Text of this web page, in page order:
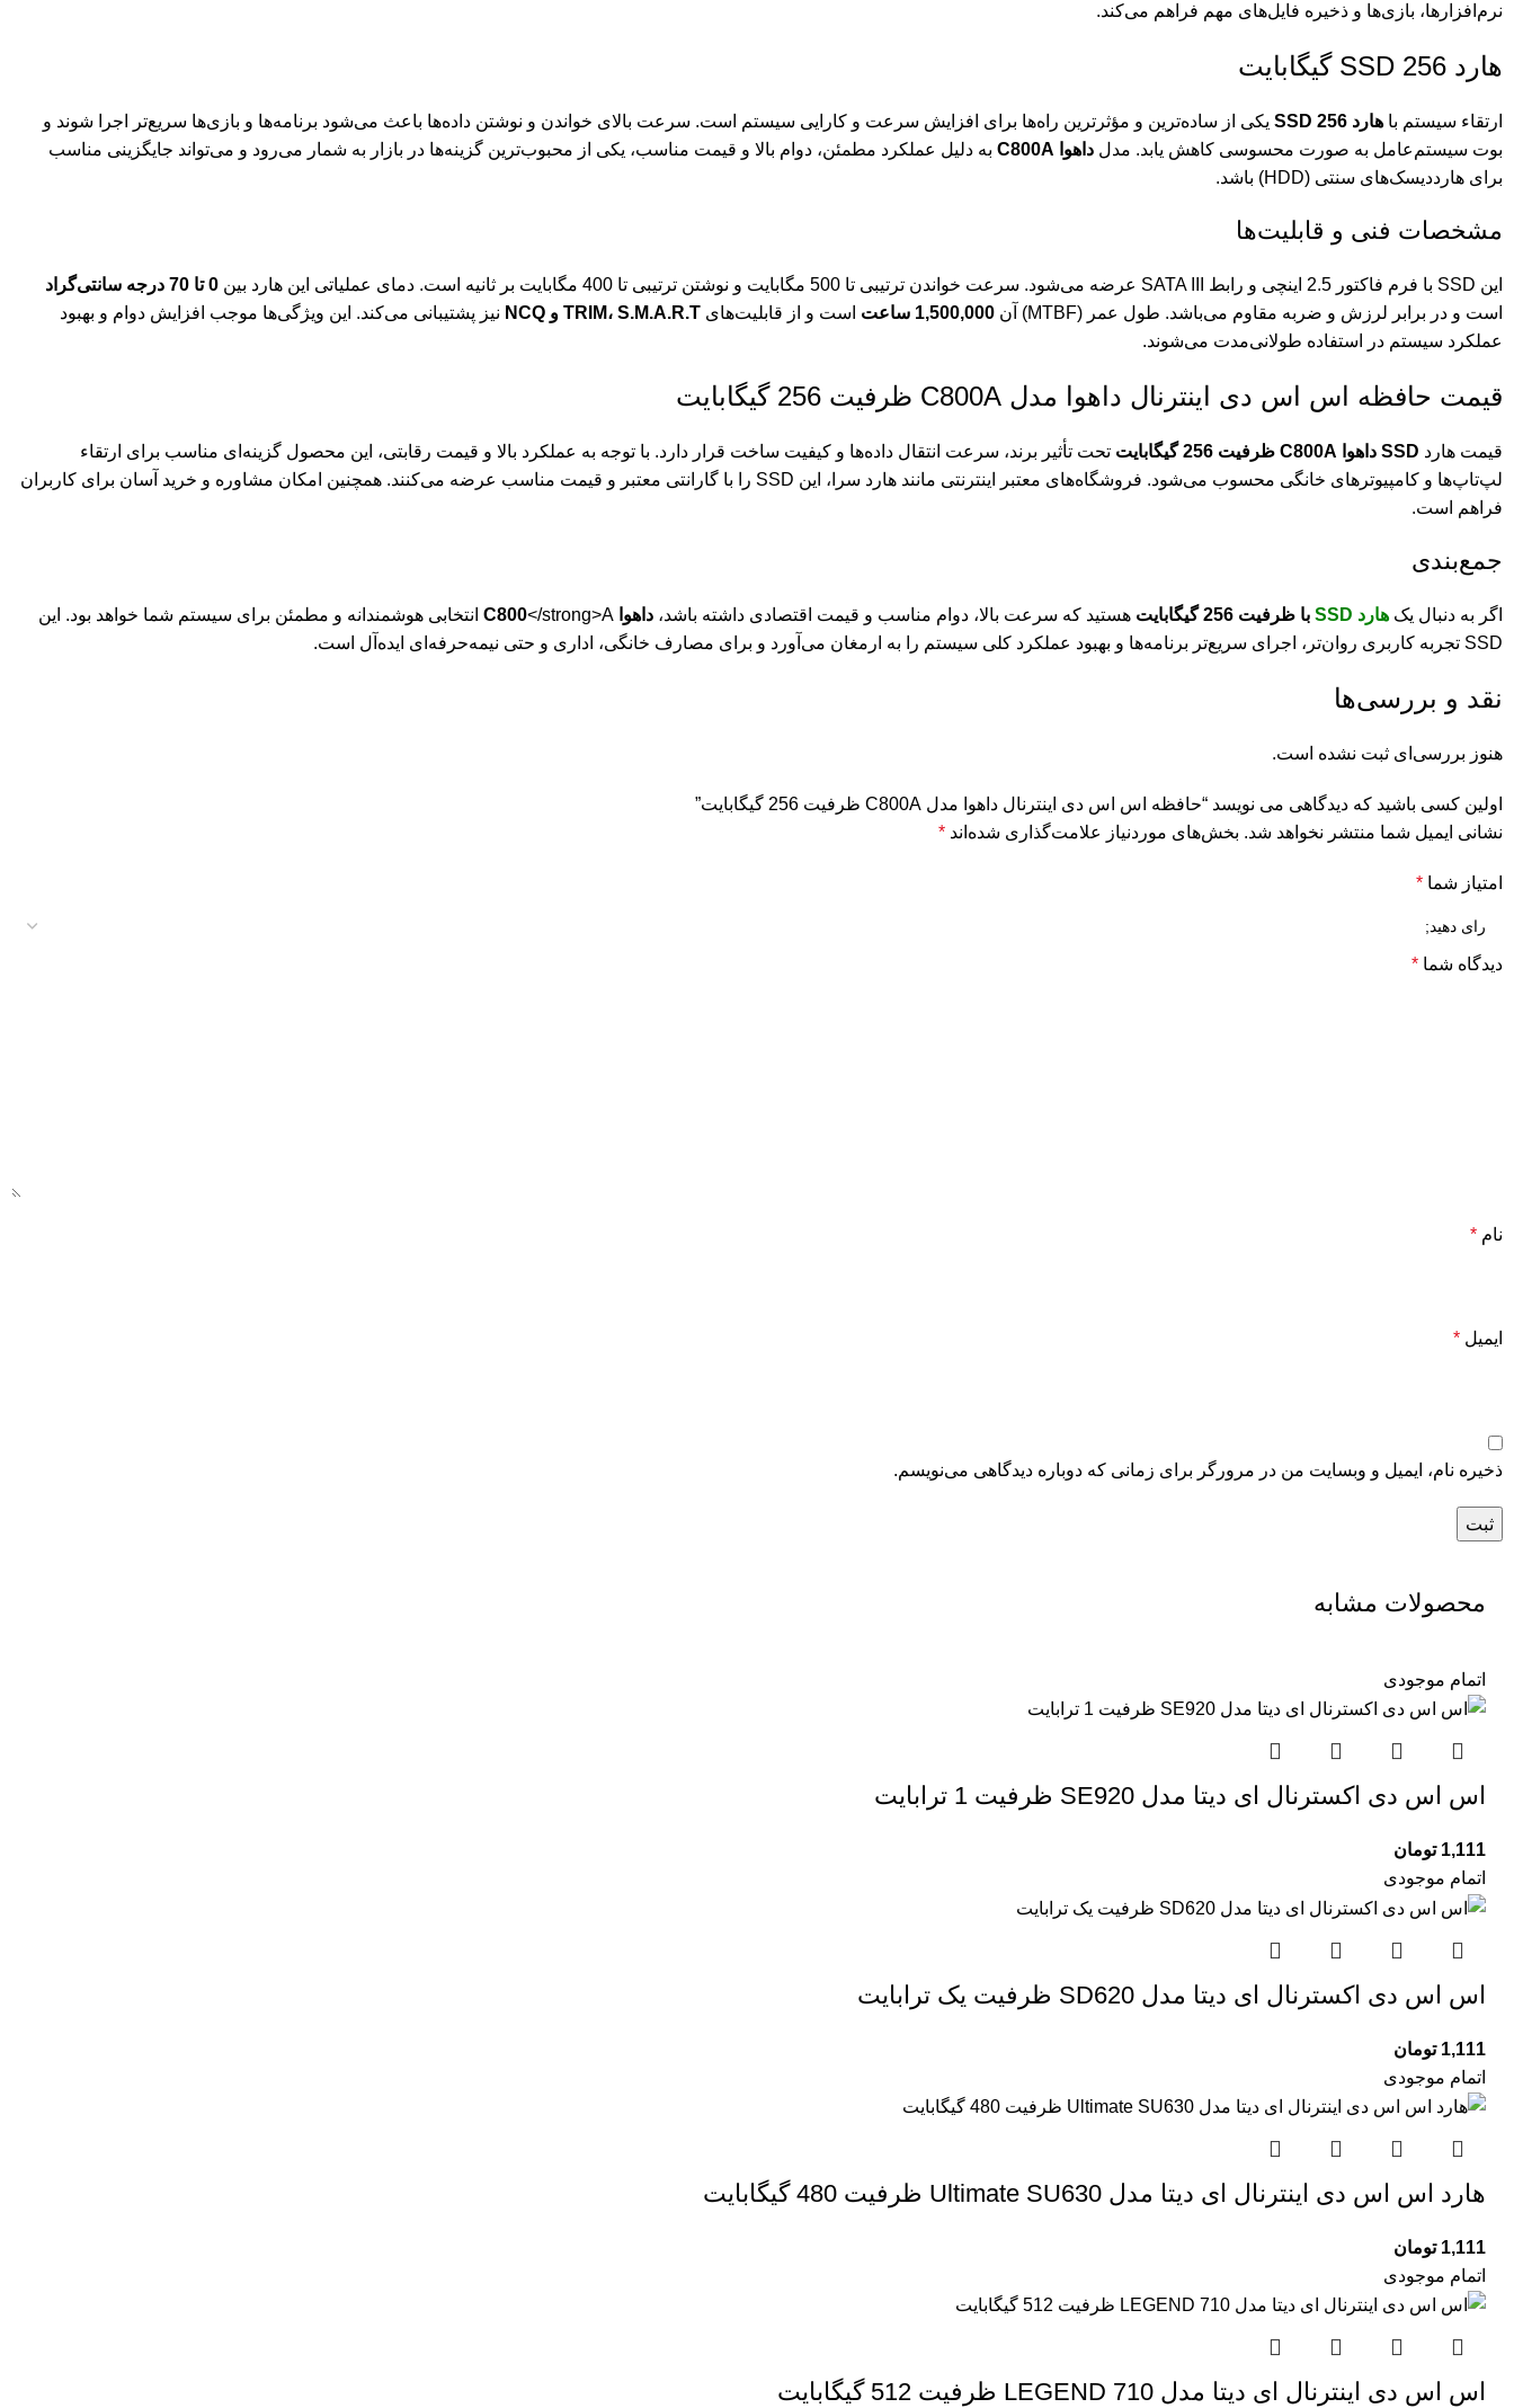
نرم‌افزارها، بازی‌ها و ذخیره فایل‌های مهم فراهم می‌کند.
هارد SSD 256 گیگابایت
ارتقاء سیستم باهارد SSD 256
یکی از ساده‌ترین و مؤثرترین راه‌ها برای افزایش سرعت و کارایی سیستم است. سرعت بالای خواندن و نوشتن داده‌ها باعث می‌شود برنامه‌ها و بازی‌ها سریع‌تر اجرا شوند و
بوت سیستم‌عامل به صورت محسوسی کاهش یابد. مدلداهوا C800A
به دلیل عملکرد مطمئن، دوام بالا و قیمت مناسب، یکی از محبوب‌ترین گزینه‌ها در بازار به شمار می‌رود و می‌تواند جایگزینی مناسب
برای هارددیسک‌های سنتی (HDD) باشد.
مشخصات فنی و قابلیت‌ها
این SSD با فرم فاکتور 2.5 اینچی و رابط SATA III عرضه می‌شود. سرعت خواندن ترتیبی تا 500 مگابایت و نوشتن ترتیبی تا 400 مگابایت بر ثانیه است. دمای عملیاتی این هارد بین
0 تا 70 درجه سانتی‌گراد
است و در برابر لرزش و ضربه مقاوم می‌باشد. طول عمر (MTBF) آن
1,500,000 ساعت است و از قابلیت‌هایTRIM، S.M.A.R.T و NCQ
نیز پشتیبانی می‌کند. این ویژگی‌ها موجب افزایش دوام و بهبود
عملکرد سیستم در استفاده طولانی‌مدت می‌شوند.
قیمت حافظه اس اس دی اینترنال داهوا مدل C800A ظرفیت 256 گیگابایت
قیمت هارد SSD داهوا C800A ظرفیت 256 گیگابایت
تحت تأثیر برند، سرعت انتقال داده‌ها و کیفیت ساخت قرار دارد. با توجه به عملکرد بالا و قیمت رقابتی، این محصول گزینه‌ای مناسب برای ارتقاء
لپ‌تاپ‌ها و کامپیوترهای خانگی محسوب می‌شود. فروشگاه‌های معتبر اینترنتی مانند هارد سرا، این SSD را با گارانتی معتبر و قیمت مناسب عرضه می‌کنند. همچنین امکان مشاوره و خرید آسان برای کاربران
فراهم است.
جمع‌بندی
اگر به دنبال یکهارد SSD با ظرفیت 256 گیگابایت هستید که سرعت بالا، دوام مناسب و قیمت اقتصادی داشته باشد،داهوا C800
</strong>A انتخابی هوشمندانه و مطمئن برای سیستم شما خواهد بود. این
SSD تجربه کاربری روان‌تر، اجرای سریع‌تر برنامه‌ها و بهبود عملکرد کلی سیستم را به ارمغان می‌آورد و برای مصارف خانگی، اداری و حتی نیمه‌حرفه‌ای ایده‌آل است.
نقد و بررسی‌ها
هنوز بررسی‌ای ثبت نشده است.
اولین کسی باشید که دیدگاهی می نویسد “حافظه اس اس دی اینترنال داهوا مدل C800A ظرفیت 256 گیگابایت”
نشانی ایمیل شما منتشر نخواهد شد. بخش‌های موردنیاز علامت‌گذاری شده‌اند*
امتیاز شما*
دیدگاه شما*
نام*
ایمیل*
ذخیره نام، ایمیل و وبسایت من در مرورگر برای زمانی که دوباره دیدگاهی می‌نویسم.
محصولات مشابه
اتمام موجودی
اس اس دی اکسترنال ای دیتا مدل SE920 ظرفیت 1 ترابایت
1,111 تومان
اتمام موجودی
اس اس دی اکسترنال ای دیتا مدل SD620 ظرفیت یک ترابایت
1,111 تومان
اتمام موجودی
هارد اس اس دی اینترنال ای دیتا مدل Ultimate SU630 ظرفیت 480 گیگابایت
1,111 تومان
اتمام موجودی
اس اس دی اینترنال ای دیتا مدل LEGEND 710 ظرفیت 512 گیگابایت